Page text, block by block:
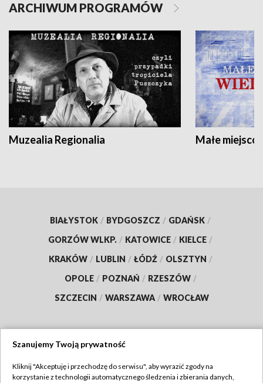
ARCHIWUM PROGRAMÓW
Muzealia Regionalia Małe
BIAŁYSTOK / BYDGOSZCZ / GDAŃSK /
GORZÓW WLKP. / KATOWICE / KIELCE /
KRAKÓW / LUBLIN / ŁÓDŹ / OLSZTYN /
OPOLE / POZNAŃ / RZESZÓW /
SZCZECIN / WARSZAWA / WROCŁAW
TVP
Szanujemy Twoją prywatność
Kliknij "Akceptuję i przechodzę do serwisu", aby wyrazić zgody na
korzystanie z technologii automatycznego śledzenia i zbierania danych,